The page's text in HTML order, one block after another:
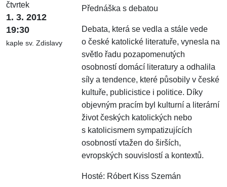
čtvrtek
1. 3. 2012
19:30
kaple sv. Zdislavy
Přednáška s debatou
Debata, která se vedla a stále vede
o české katolické literatuře, vynesla na
světlo řadu pozapomenutých
osobností domácí literatury a odhalila
síly a tendence, které působily v české
kultuře, publicistice i politice. Díky
objevným pracím byl kulturní a literární
život českých katolických nebo
s katolicismem sympatizujících
osobností vtažen do širších,
evropských souvislostí a kontextů.
Hosté: Róbert Kiss Szemán